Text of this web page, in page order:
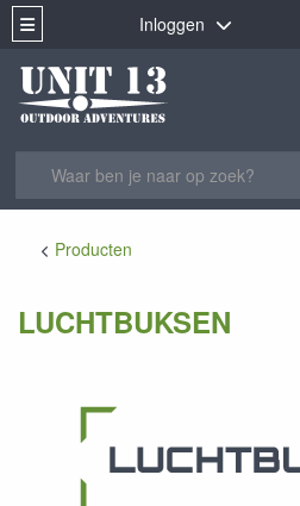
Inloggen
Producten
LUCHTBUKSEN